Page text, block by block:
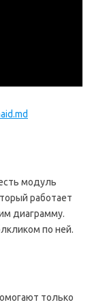
модуль
работает
диаграмму.
по ней.
только